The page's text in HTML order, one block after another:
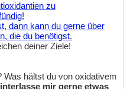
zu
dann kann du gerne über
die du benötigst.
deiner Ziele!
Was hältst du von oxidativem
mir gerne etwas